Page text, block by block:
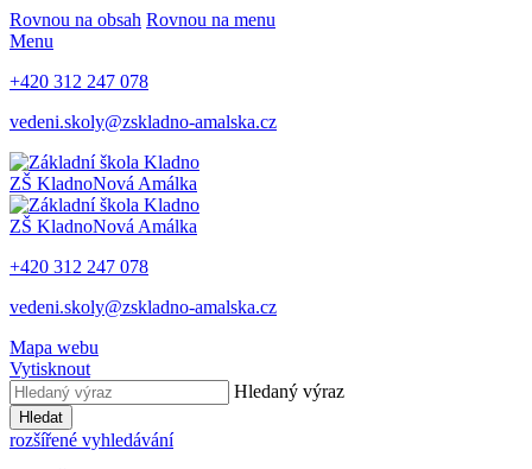
Rovnou na obsah Rovnou na menu
Menu
+420 312 247 078
vedeni.skoly@zskladno-amalska.cz
ZŠ KladnoNová Amálka
ZŠ KladnoNová Amálka
+420 312 247 078
vedeni.skoly@zskladno-amalska.cz
Mapa webu
Vytisknout
Hledaný výraz
Hledat
rozšířené vyhledávání